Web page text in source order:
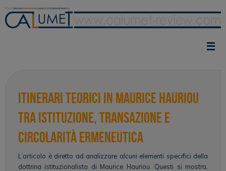
contenuto
Itinerari teorici in Maurice Hauriou
tra istituzione, transazione e
circolarità ermeneutica
L’articolo è diretto ad analizzare alcuni elementi specifici della
dottrina istituzionalista di Maurice Hauriou. Questi si mostra,